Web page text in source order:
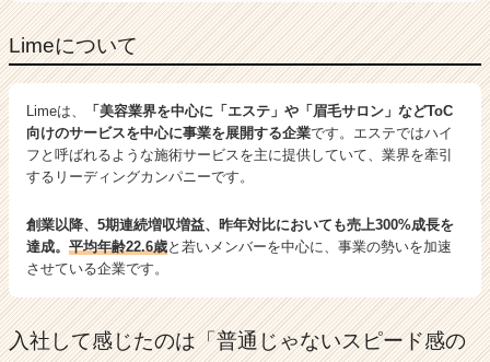
Limeについて
Limeは、
「美容業界を中心に「エステ」や「眉毛サロン」などToC
向けのサービスを中心に事業を展開する企業です。エステではハイ
フと呼ばれるような施術サービスを主に提供していて、業界を牽引
するリーディングカンパニーです。
創業以降、5期連続増収増益、昨年対比においても売上300%成長を
達成。 平均年齢22.6歳と若いメンバーを中心に、事業の勢いを加速
させている企業です。
入社して感じたのは「普通じゃないスピード感の